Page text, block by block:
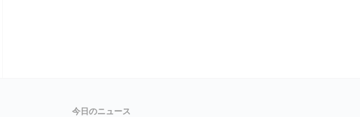
今日のニュース